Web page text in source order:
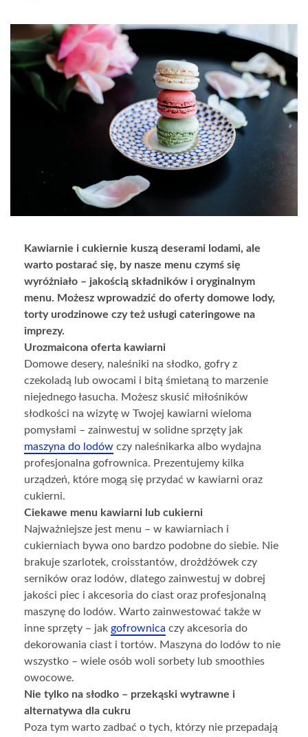
Kawiarnie i cukiernie kuszą deserami lodami, ale
warto postarać się, by nasze menu czymś się
wyróżniało – jakością składników i oryginalnym
menu. Możesz wprowadzić do oferty domowe lody,
torty urodzinowe czy też usługi cateringowe na
imprezy.
Urozmaicona oferta kawiarni
Domowe desery, naleśniki na słodko, gofry z
czekoladą lub owocami i bitą śmietaną to marzenie
niejednego łasucha. Możesz skusić miłośników
słodkości na wizytę w Twojej kawiarni wieloma
pomysłami – zainwestuj w solidne sprzęty jak
maszyna do lodów czy naleśnikarka albo wydajna
profesjonalna gofrownica. Prezentujemy kilka
urządzeń, które mogą się przydać w kawiarni oraz
cukierni.
Ciekawe menu kawiarni lub cukierni
Najważniejsze jest menu – w kawiarniach i
cukierniach bywa ono bardzo podobne do siebie. Nie
brakuje szarlotek, croisstantów, drożdżówek czy
serników oraz lodów, dlatego zainwestuj w dobrej
jakości piec i akcesoria do ciast oraz profesjonalną
maszynę do lodów. Warto zainwestować także w
inne sprzęty – jak gofrownica czy akcesoria do
dekorowania ciast i tortów. Maszyna do lodów to nie
wszystko – wiele osób woli sorbety lub smoothies
owocowe.
Nie tylko na słodko – przekąski wytrawne i
alternatywa dla cukru
Poza tym warto zadbać o tych, którzy nie przepadają